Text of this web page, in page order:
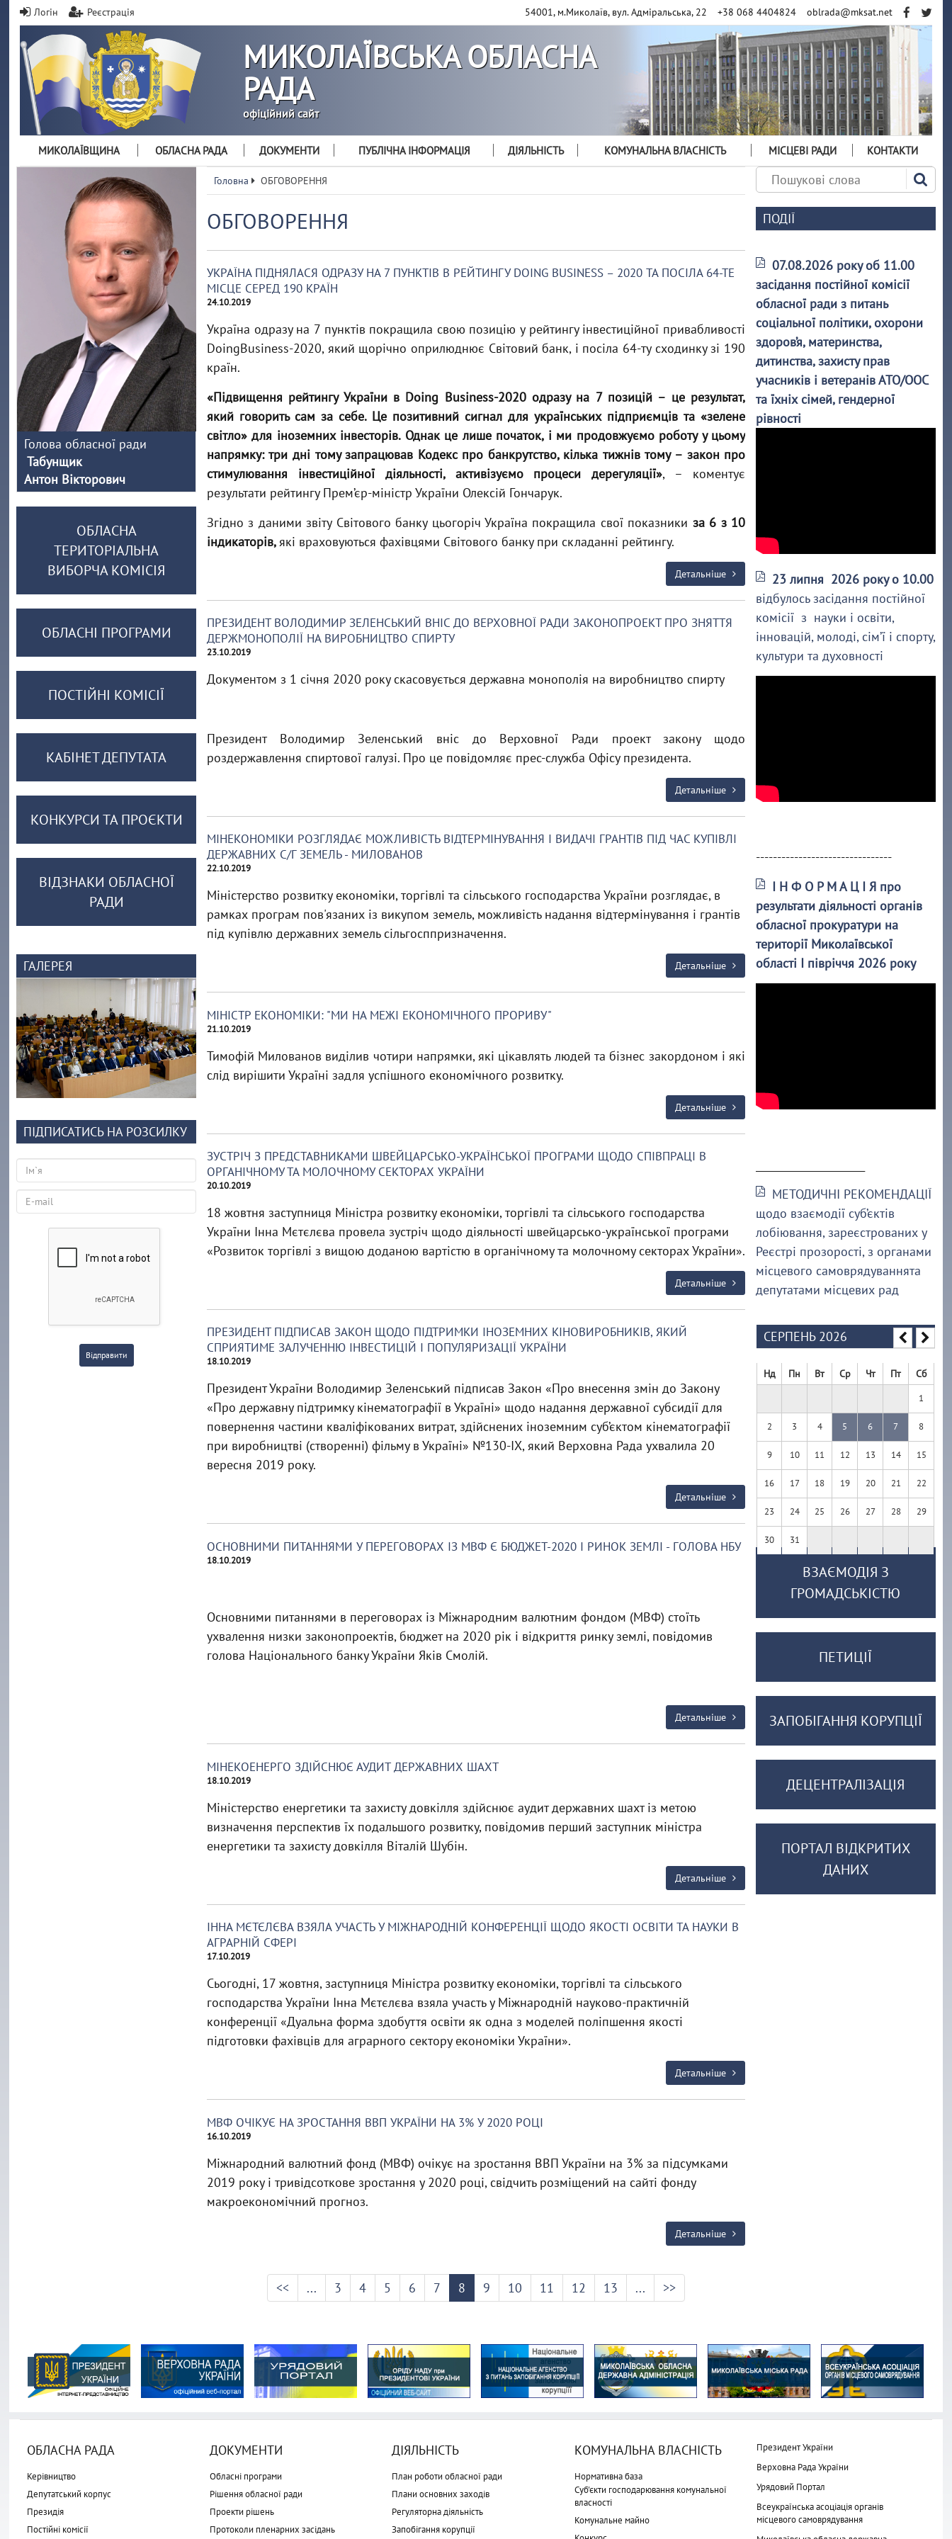
Логін Реєстрація 54001, м.Миколаїв, вул. Адміральська, 22 +38 068 4404824 oblrada@mksat.net
МИКОЛАЇВСЬКА ОБЛАСНА
РАДА
офіційний сайт
МИКОЛАЇВЩИНА ОБЛАСНА РАДА ДОКУМЕНТИ ПУБЛІЧНА ІНФОРМАЦІЯ ДІЯЛЬНІСТЬ КОМУНАЛЬНА ВЛАСНІСТЬ МІСЦЕВІ РАДИ КОНТАКТИ
Головна ОБГОВОРЕННЯ
ОБГОВОРЕННЯ
УКРАЇНА ПІДНЯЛАСЯ ОДРАЗУ НА 7 ПУНКТІВ В РЕЙТИНГУ DOING BUSINESS – 2020 ТА ПОСІЛА 64-ТЕ
МІСЦЕ СЕРЕД 190 КРАЇН
24.10.2019
Україна одразу на 7 пунктів покращила свою позицію у рейтингу інвестиційної привабливості
DoingBusiness-2020, який щорічно оприлюднює Світовий банк, і посіла 64-ту сходинку зі 190
країн.
«Підвищення рейтингу України в Doing Business-2020 одразу на 7 позицій – це результат,
який говорить сам за себе. Це позитивний сигнал для українських підприємців та «зелене
світло» для іноземних інвесторів. Однак це лише початок, і ми продовжуємо роботу у цьому
напрямку: три дні тому запрацював Кодекс про банкрутство, кілька тижнів тому – закон про
стимулювання інвестиційної діяльності, активізуємо процеси дерегуляції», – коментує
результати рейтингу Прем’єр-міністр України Олексій Гончарук.
Згідно з даними звіту Світового банку цьогоріч Україна покращила свої показники за 6 з 10
індикаторів,які враховуються фахівцями Світового банку при складанні рейтингу.
Детальніше
ПРЕЗИДЕНТ ВОЛОДИМИР ЗЕЛЕНСЬКИЙ ВНІС ДО ВЕРХОВНОЇ РАДИ ЗАКОНОПРОЕКТ ПРО ЗНЯТТЯ
ДЕРЖМОНОПОЛІЇ НА ВИРОБНИЦТВО СПИРТУ
23.10.2019
Документом з 1 січня 2020 року скасовується державна монополія на виробництво спирту
Президент Володимир Зеленський вніс до Верховної Ради проект закону щодо
роздержавлення спиртової галузі. Про це повідомляє прес-служба Офісу президента.
Детальніше
МІНЕКОНОМІКИ РОЗГЛЯДАЄ МОЖЛИВІСТЬ ВІДТЕРМІНУВАННЯ І ВИДАЧІ ГРАНТІВ ПІД ЧАС КУПІВЛІ
ДЕРЖАВНИХ С/Г ЗЕМЕЛЬ - МИЛОВАНОВ
22.10.2019
Міністерство розвитку економіки, торгівлі та сільського господарства України розглядає, в
рамках програм пов'язаних із викупом земель, можливість надання відтермінування і грантів
під купівлю державних земель сільгосппризначення.
Детальніше
МІНІСТР ЕКОНОМІКИ: "МИ НА МЕЖІ ЕКОНОМІЧНОГО ПРОРИВУ"
21.10.2019
Тимофій Милованов виділив чотири напрямки, які цікавлять людей та бізнес закордоном і які
слід вирішити Україні задля успішного економічного розвитку.
Детальніше
ЗУСТРІЧ З ПРЕДСТАВНИКАМИ ШВЕЙЦАРСЬКО-УКРАЇНСЬКОЇ ПРОГРАМИ ЩОДО СПІВПРАЦІ В
ОРГАНІЧНОМУ ТА МОЛОЧНОМУ СЕКТОРАХ УКРАЇНИ
20.10.2019
18 жовтня заступниця Міністра розвитку економіки, торгівлі та сільського господарства
України Інна Мєтєлєва провела зустріч щодо діяльності швейцарсько-української програми
«Розвиток торгівлі з вищою доданою вартістю в органічному та молочному секторах України».
Детальніше
ПРЕЗИДЕНТ ПІДПИСАВ ЗАКОН ЩОДО ПІДТРИМКИ ІНОЗЕМНИХ КІНОВИРОБНИКІВ, ЯКИЙ
СПРИЯТИМЕ ЗАЛУЧЕННЮ ІНВЕСТИЦІЙ І ПОПУЛЯРИЗАЦІЇ УКРАЇНИ
18.10.2019
Президент України Володимир Зеленський підписав Закон «Про внесення змін до Закону
«Про державну підтримку кінематографії в Україні» щодо надання державної субсидії для
повернення частини кваліфікованих витрат, здійснених іноземним суб’єктом кінематографії
при виробництві (створенні) фільму в Україні» №130-ІХ, який Верховна Рада ухвалила 20
вересня 2019 року.
Детальніше
ОСНОВНИМИ ПИТАННЯМИ У ПЕРЕГОВОРАХ ІЗ МВФ Є БЮДЖЕТ-2020 І РИНОК ЗЕМЛІ - ГОЛОВА НБУ
18.10.2019
Основними питаннями в переговорах із Міжнародним валютним фондом (МВФ) стоїть
ухвалення низки законопроектів, бюджет на 2020 рік і відкриття ринку землі, повідомив
голова Національного банку України Яків Смолій.
Детальніше
МІНЕКОЕНЕРГО ЗДІЙСНЮЄ АУДИТ ДЕРЖАВНИХ ШАХТ
18.10.2019
Міністерство енергетики та захисту довкілля здійснює аудит державних шахт із метою
визначення перспектив їх подальшого розвитку, повідомив перший заступник міністра
енергетики та захисту довкілля Віталій Шубін.
Детальніше
ІННА МЄТЄЛЄВА ВЗЯЛА УЧАСТЬ У МІЖНАРОДНІЙ КОНФЕРЕНЦІЇ ЩОДО ЯКОСТІ ОСВІТИ ТА НАУКИ В
АГРАРНІЙ СФЕРІ
17.10.2019
Сьогодні, 17 жовтня, заступниця Міністра розвитку економіки, торгівлі та сільського
господарства України Інна Мєтєлєва взяла участь у Міжнародній науково-практичній
конференції «Дуальна форма здобуття освіти як одна з моделей поліпшення якості
підготовки фахівців для аграрного сектору економіки України».
Детальніше
МВФ ОЧІКУЄ НА ЗРОСТАННЯ ВВП УКРАЇНИ НА 3% У 2020 РОЦІ
16.10.2019
Міжнародний валютний фонд (МВФ) очікує на зростання ВВП України на 3% за підсумками
2019 року і тривідсоткове зростання у 2020 році, свідчить розміщений на сайті фонду
макроекономічний прогноз.
Детальніше
<< ... 3 4 5 6 7 8 9 10 11 12 13 ... >>
ПОДІЇ
07.08.2026 року об 11.00
засідання постійної комісії
обласної ради з питань
соціальної політики, охорони
здоров’я, материнства,
дитинства, захисту прав
учасників і ветеранів АТО/ООС
та їхніх сімей, гендерної
рівності
23 липня 2026 року о 10.00
відбулось засідання постійної
комісії з науки і освіти,
інновацій, молоді, сім’ї і спорту,
культури та духовності
--------------------------------
І Н Ф О Р М А Ц І Я про
результати діяльності органів
обласної прокуратури на
території Миколаївської
області І півріччя 2026 року
МЕТОДИЧНІ РЕКОМЕНДАЦІЇ
щодо взаємодії суб’єктів
лобіювання, зареєстрованих у
Реєстрі прозорості, з органами
місцевого самоврядуваннята
депутатами місцевих рад
СЕРПЕНЬ 2026
Нд Пн Вт Ср Чт Пт Сб
1
2 3 4 5 6 7 8
9 10 11 12 13 14 15
16 17 18 19 20 21 22
23 24 25 26 27 28 29
30 31
ВЗАЄМОДІЯ З
ГРОМАДСЬКІСТЮ
ПЕТИЦІЇ
ЗАПОБІГАННЯ КОРУПЦІЇ
ДЕЦЕНТРАЛІЗАЦІЯ
ПОРТАЛ ВІДКРИТИХ
ДАНИХ
Голова обласної ради
Табунщик
Антон Вікторович
ОБЛАСНА
ТЕРИТОРІАЛЬНА
ВИБОРЧА КОМІСІЯ
ОБЛАСНІ ПРОГРАМИ
ПОСТІЙНІ КОМІСІЇ
КАБІНЕТ ДЕПУТАТА
КОНКУРСИ ТА ПРОЄКТИ
ВІДЗНАКИ ОБЛАСНОЇ
РАДИ
ГАЛЕРЕЯ
ПІДПИСАТИСЬ НА РОЗСИЛКУ
Відправити
ОБЛАСНА РАДА
Керівництво
Депутатський корпус
Президія
Постійні комісії
ДОКУМЕНТИ
Обласні програми
Рішення обласної ради
Проекти рішень
Протоколи пленарних засідань
ДІЯЛЬНІСТЬ
План роботи обласної ради
Плани основних заходів
Регуляторна діяльність
Запобігання корупції
КОМУНАЛЬНА ВЛАСНІСТЬ
Нормативна база
Суб'єкти господарювання комунальної
власності
Комунальне майно
Президент України
Верховна Рада України
Урядовий Портал
Всеукраїнська асоціація органів
місцевого самоврядування